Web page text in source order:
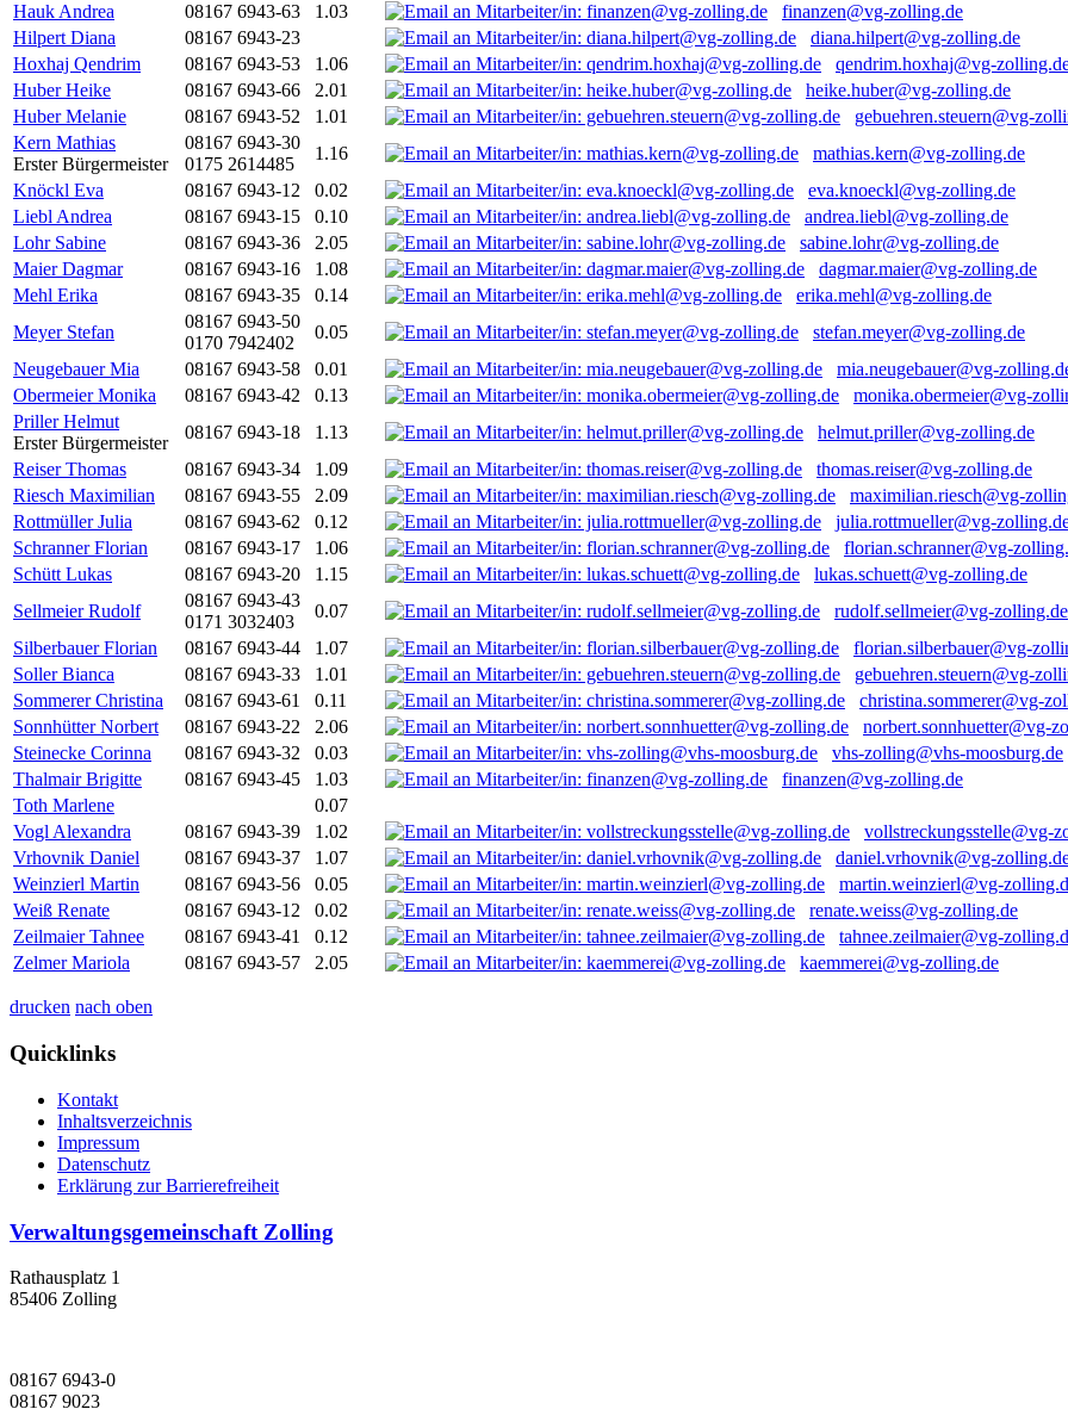
Hauk Andrea
08167 6943-63 1.03
finanzen@vg-zolling.de
Hilpert Diana
08167 6943-23
diana.hilpert@vg-zolling.de
Hoxhaj Qendrim
08167 6943-53 1.06
qendrim.hoxhaj@vg-
Huber Heike
08167 6943-66 2.01
heike.huber@vg-zolling.de
Huber Melanie
08167 6943-52 1.01
gebuehren.steuern@vg-
Kern Mathias
Erster Bürgermeister
08167 6943-30
0175 2614485
1.16
mathias.kern@vg-zolling.de
Knöckl Eva
08167 6943-12 0.02
eva.knoeckl@vg-zolling.de
Liebl Andrea
08167 6943-15 0.10
andrea.liebl@vg-zolling.de
Lohr Sabine
08167 6943-36 2.05
sabine.lohr@vg-zolling.de
Maier Dagmar
08167 6943-16 1.08
dagmar.maier@vg-zolling.de
Mehl Erika
08167 6943-35 0.14
erika.mehl@vg-zolling.de
Meyer Stefan
08167 6943-50
0170 7942402
0.05
stefan.meyer@vg-zolling.de
Neugebauer Mia
08167 6943-58 0.01
mia.neugebauer@vg-
Obermeier Monika
08167 6943-42 0.13
monika.obermeier@vg-
Priller Helmut
Erster Bürgermeister
08167 6943-18 1.13
helmut.priller@vg-zolling.de
Reiser Thomas
08167 6943-34 1.09
thomas.reiser@vg-zolling.de
Riesch Maximilian
08167 6943-55 2.09
maximilian.riesch@vg-
Rottmüller Julia
08167 6943-62 0.12
julia.rottmueller@vg-
Schranner Florian
08167 6943-17 1.06
florian.schranner@vg-
Schütt Lukas
08167 6943-20 1.15
lukas.schuett@vg-zolling.de
Sellmeier Rudolf
08167 6943-43
0171 3032403
0.07
rudolf.sellmeier@vg-zolling.de
Silberbauer Florian
08167 6943-44 1.07
florian.silberbauer@vg-
Soller Bianca
08167 6943-33 1.01
gebuehren.steuern@vg-
Sommerer Christina
08167 6943-61 0.11
christina.sommerer@vg-
Sonnhütter Norbert
08167 6943-22 2.06
norbert.sonnhuetter@vg-
Steinecke Corinna
08167 6943-32 0.03
vhs-zolling@vhs-moosburg.de
Thalmair Brigitte
08167 6943-45 1.03
finanzen@vg-zolling.de
Toth Marlene
0.07
Vogl Alexandra
08167 6943-39 1.02
vollstreckungsstelle@vg-
Vrhovnik Daniel
08167 6943-37 1.07
daniel.vrhovnik@vg-
Weinzierl Martin
08167 6943-56 0.05
martin.weinzierl@vg-
Weiß Renate
08167 6943-12 0.02
renate.weiss@vg-zolling.de
Zeilmaier Tahnee
08167 6943-41 0.12
tahnee.zeilmaier@vg-
Zelmer Mariola
08167 6943-57 2.05 kaemmerei@vg-zolling.de
drucken nach oben
Quicklinks
Kontakt
Inhaltsverzeichnis
Impressum
Datenschutz
Erklärung zur Barrierefreiheit
Verwaltungsgemeinschaft Zolling
Rathausplatz 1
85406 Zolling
08167 6943-0
08167 9023